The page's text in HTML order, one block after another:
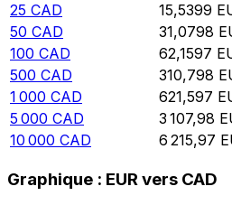
25 CAD 15,5399
50 CAD 31,0798
100 CAD 62,1597
500 CAD 310,798
1 000 CAD 621,597
5 000 CAD 3 107,98
10 000 CAD 6 215,97
Graphique : EUR vers CAD